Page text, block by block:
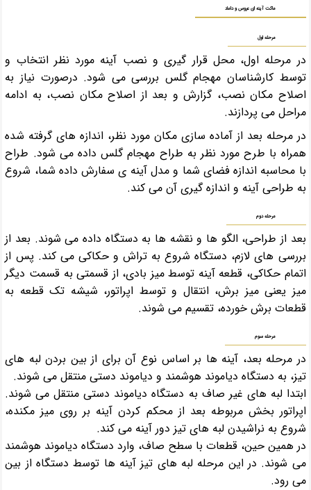
ماکت آینه ای عروس و داماد
مرحله اول
در مرحله اول، محل قرار گیری و نصب آینه مورد نظر انتخاب و
توسط کارشناسان مهجام گلس بررسی می شود. درصورت نیاز به
اصلاح مکان نصب، گزارش و بعد از اصلاح مکان نصب، به ادامه
مراحل می پردازند.
در مرحله بعد از آماده سازی مکان مورد نظر، اندازه های گرفته شده
همراه با طرح مورد نظر به طراح مهجام گلس داده می شود. طراح
با محاسبه اندازه فضای شما و مدل آینه ی سفارش داده شما، شروع
به طراحی آینه و اندازه گیری آن می کند.
مرحله دوم
بعد از طراحی، الگو ها و نقشه ها به دستگاه داده می شوند. بعد از
بررسی های لازم، دستگاه شروع به تراش و حکاکی می کند. پس از
اتمام حکاکی، قطعه آینه توسط میز بادی، از قسمتی به قسمت دیگر
میز یعنی میز برش، انتقال و توسط اپراتور، شیشه تک قطعه به
قطعات برش خورده، تقسیم می شوند.
مرحله سوم
در مرحله بعد، آینه ها بر اساس نوع آن برای از بین بردن لبه های
تیز، به دستگاه دیاموند هوشمند و دیاموند دستی منتقل می شوند.
ابتدا لبه های غیر صاف به دستگاه دیاموند دستی منتقل می شوند.
اپراتور بخش مربوطه بعد از محکم کردن آینه بر روی میز مکنده،
شروع به نراشیدن لبه های تیز دور آینه می کند.
در همین حین، قطعات با سطح صاف، وارد دستگاه دیاموند هوشمند
می شوند. در این مرحله لبه های تیز آینه ها توسط دستگاه از بین
می رود.